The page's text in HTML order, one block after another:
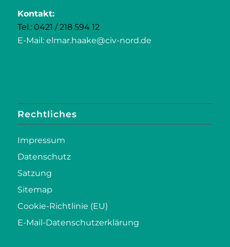
Kontakt:
Tel.: 0421 / 218 594 12
E-Mail: elmar.haake@civ-nord.de
Rechtliches
Impressum
Datenschutz
Satzung
Sitemap
Cookie-Richtlinie (EU)
E-Mail-Datenschutzerklärung